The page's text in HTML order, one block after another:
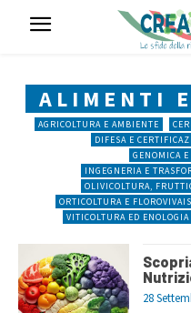
ALIMENTI
AGRICOLTURA E AMBIENTE
DIFESA E
GENOMICA
INGEGNERIA E
OLIVICOLTURA,
ORTICOLTURA E
VITICOLTURA ED ENOLOGIA
28